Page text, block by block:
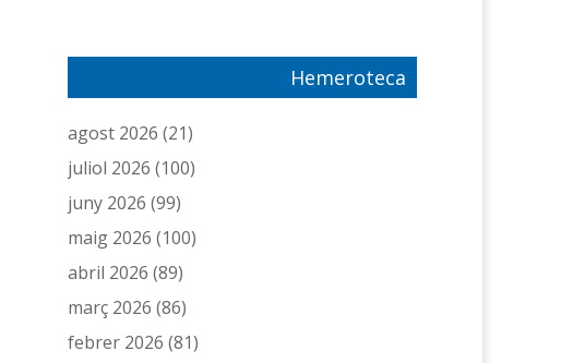
Hemeroteca
agost 2026 (21)
juliol 2026 (100)
juny 2026 (99)
maig 2026 (100)
abril 2026 (89)
març 2026 (86)
febrer 2026 (81)